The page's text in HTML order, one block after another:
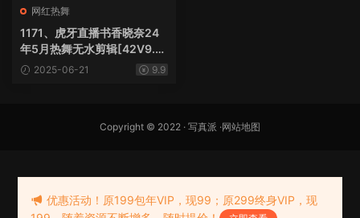
网红热舞
1171、虎牙直播书香晓奈24
年5月热舞无水剪辑[42V9.2
7G]2025-06-21 9.9
Copyright © 2022 · 写真派 ·网站地图
优惠活动！原199包年VIP，现99；原299终身VIP，现